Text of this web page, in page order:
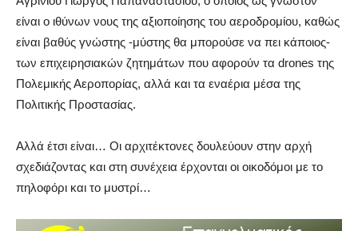
είναι ο ιθύνων νους της αξιοποίησης του αεροδρομίου, καθώς
είναι βαθύς γνώστης -μύστης θα μπορούσε να πει κάποιος-
των επιχειρησιακών ζητημάτων που αφορούν τα drones της
Πολεμικής Αεροπορίας, αλλά και τα εναέρια μέσα της
Πολιτικής Προστασίας.
Αλλά έτσι είναι… Οι αρχιτέκτονες δουλεύουν στην αρχή
σχεδιάζοντας και στη συνέχεια έρχονται οι οικοδόμοι με το
πηλοφόρι και το μυστρί…